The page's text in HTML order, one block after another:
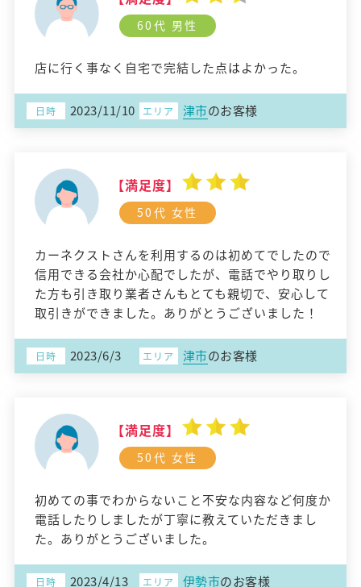
60代 男性
店に行く事なく自宅で完結した点はよかった。
日時 2023/11/10 エリア 津市のお客様
【満足度】
50代 女性
カーネクストさんを利用するのは初めてでしたので
信用できる会社か心配でしたが、電話でやり取りし
た方も引き取り業者さんもとても親切で、安心して
取引きができました。ありがとうございました！
日時 2023/6/3 エリア 津市のお客様
【満足度】
50代 女性
初めての事でわからないこと不安な内容など何度か
電話したりしましたが丁寧に教えていただきまし
た。ありがとうございました。
日時 2023/4/13 エリア 伊勢市のお客様